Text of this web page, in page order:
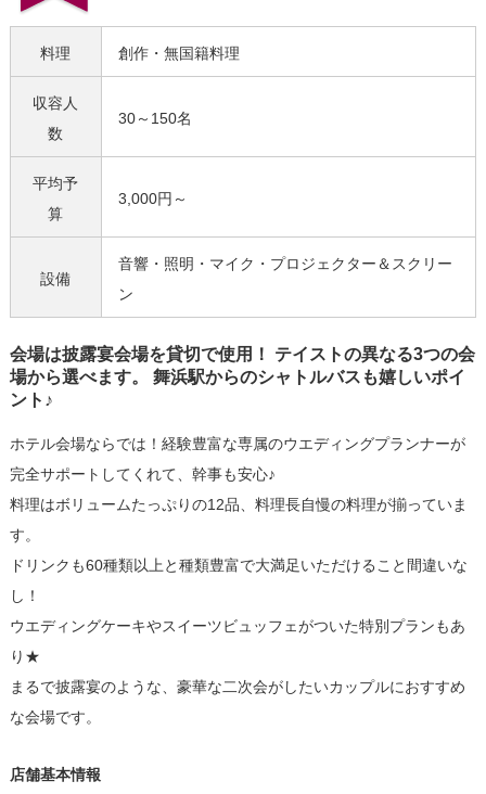
料理 創作・無国籍料理
収容人
数
30～150名
平均予
算
3,000円～
設備
音響・照明・マイク・プロジェクター＆スクリー
ン
会場は披露宴会場を貸切で使用！ テイストの異なる3つの会
場から選べます。 舞浜駅からのシャトルバスも嬉しいポイ
ント♪
ホテル会場ならでは！経験豊富な専属のウエディングプランナーが
完全サポートしてくれて、幹事も安心♪
料理はボリュームたっぷりの12品、料理長自慢の料理が揃っていま
す。
ドリンクも60種類以上と種類豊富で大満足いただけること間違いな
し！
ウエディングケーキやスイーツビュッフェがついた特別プランもあ
り★
まるで披露宴のような、豪華な二次会がしたいカップルにおすすめ
な会場です。
店舗基本情報